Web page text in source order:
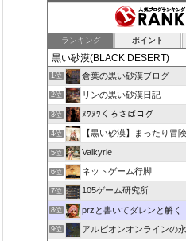
ランキング ポイント
1位 倉葉の黒い砂漠ブログ
2位 リンの黒い砂漠日記
3位 ﾇﾜﾇﾜくろさばログ
4位 【黒い砂漠】まったり冒険日誌
5位 Valkyrie
6位 ネットゲーム行脚
7位 105ゲーム研究所
8位 przと書いてダレンと解く
9位 アルビオンオンラインの